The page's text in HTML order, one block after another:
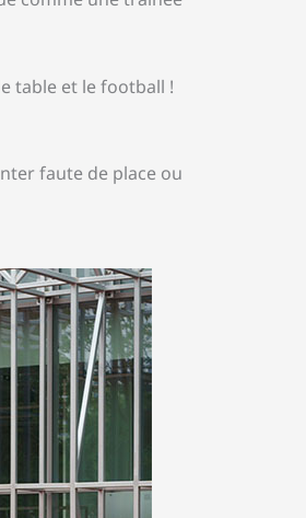
table et le football !
faute de place ou